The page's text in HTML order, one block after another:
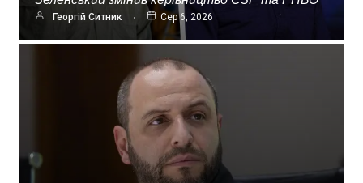
Георгій Ситник Сер 6, 2026